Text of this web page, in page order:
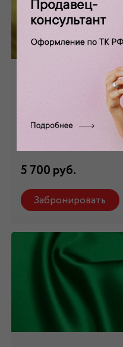
желтый ШЛ-006/4
Состав: 98 % шелк,2
5 700 руб.
Забронировать